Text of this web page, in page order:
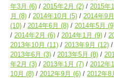
年3月 (6) 2015年2月 (2) 2015年
月 (8) 2014年10月 (5) 2014年9月
(10)
2014年6月 (8) 2014年5月
2014年2月 (6) 2014年1月 (9)
2013年10月 (11) 2013年9月 (12)
2013年6月 (3) 2013年5月 (8)
年2月 (3) 2013年1月 (7) 2012年
10月 (8) 2012年9月 (6) 2012年8